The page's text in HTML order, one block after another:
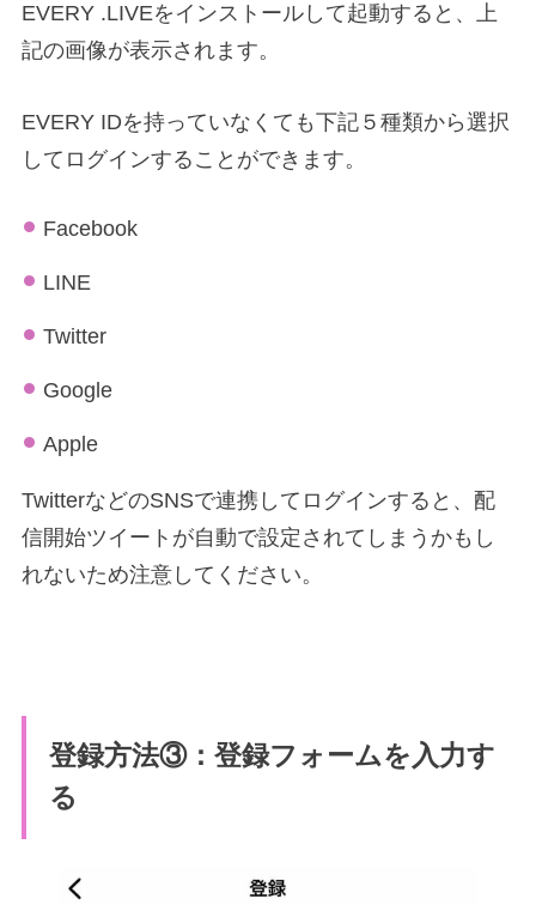
EVERY .LIVEをインストールして起動すると、上
記の画像が表示されます。
EVERY IDを持っていなくても下記５種類から選択
してログインすることができます。
Facebook
LINE
Twitter
Google
Apple
TwitterなどのSNSで連携してログインすると、配
信開始ツイートが自動で設定されてしまうかもし
れないため注意してください。
登録方法③：登録フォームを入力す
る